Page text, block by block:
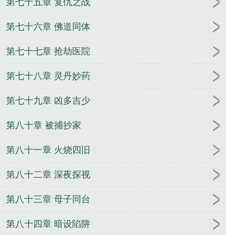
第七十五章 复仇之战
第七十六章 佛道同体
第七十七章 抢劫医院
第七十八章 灵丹妙药
第七十九章 凶多吉少
第八十章 被捕抄家
第八十一章 火烧四旧
第八十二章 深夜探视
第八十三章 母子同台
第八十四章 暗设陷阱